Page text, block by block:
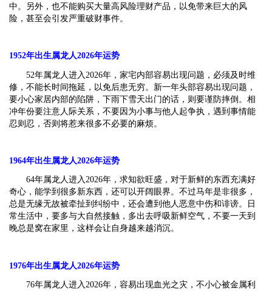
中。另外，也不能购买大量高风险理财产品，以免带来巨大的风
险，甚至会引发严重破财事件。
1952年出生属龙人2026年运势
52年属龙人进入2026年，家宅内部容易出现问题，必须及时维
修，不能长时间拖延，以免后患无穷。新一年头部容易出现问题，
要小心家居内部的陷阱，下雨下雪天出门的话，则要谨防摔倒。相
冲年份要注意人际关系，不要因为小事与他人起争执，遇到事情能
忍则忍，否则将惹来很多不必要的麻烦。
1964年出生属龙人2026年运势
64年属龙人进入2026年，求知欲旺盛，对于新鲜的东西充满好
奇心，能学到很多新东西，还可以开阔眼界。不过马年是非很多，
总是无缘无故被牵扯到纠纷中，还会遭到他人恶意中伤和诽谤。日
常生活中，要多与大自然接触，多出去呼吸新鲜空气，不要一天到
晚总是窝在家里，这样会让自身越来越消沉。
1976年出生属龙人2026年运势
76年属龙人进入2026年，容易出现血光之灾，不小心被金属利